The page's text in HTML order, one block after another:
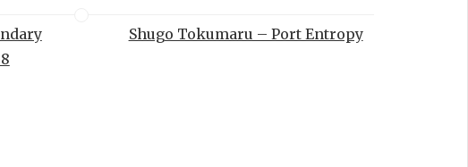
Shugo Tokumaru – Port Entropy